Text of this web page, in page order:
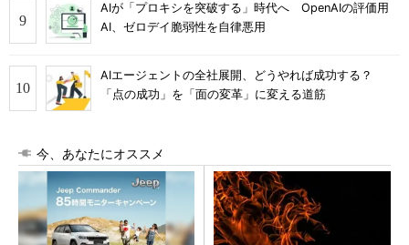
AIが「プロキシを突破する」時代へ OpenAIの評価用
AI、ゼロデイ脆弱性を自律悪用
AIエージェントの全社展開、どうやれば成功する？
「点の成功」を「面の変革」に変える道筋
今、あなたにオススメ